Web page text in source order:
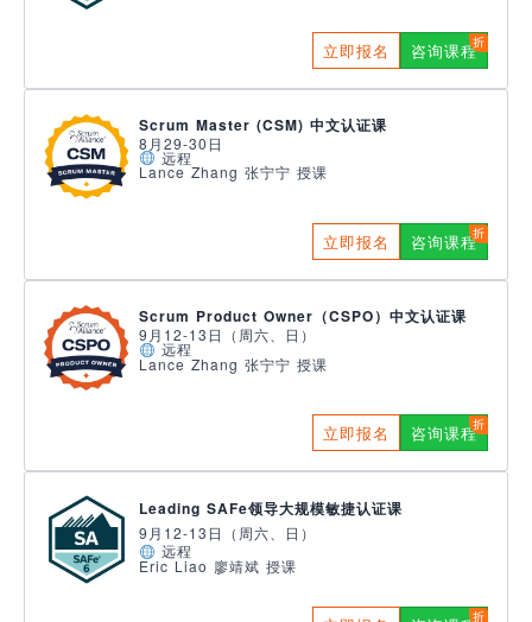
立即报名 咨询课程
Scrum Master (CSM) 中文认证课
8月29-30日
远程
Lance Zhang 张宁宁 授课
立即报名 咨询课程
Scrum Product Owner（CSPO）中文认证课
9月12-13日（周六、日）
远程
Lance Zhang 张宁宁 授课
立即报名 咨询课程
Leading SAFe领导大规模敏捷认证课
9月12-13日（周六、日）
远程
Eric Liao 廖靖斌 授课